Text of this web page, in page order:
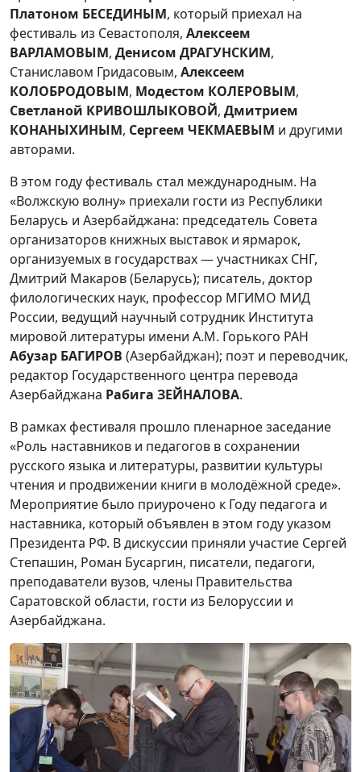
Платоном БЕСЕДИНЫМ, который приехал на
фестиваль из Севастополя, Алексеем
ВАРЛАМОВЫМ, Денисом ДРАГУНСКИМ,
Станиславом Гридасовым, Алексеем
КОЛОБРОДОВЫМ, Модестом КОЛЕРОВЫМ,
Светланой КРИВОШЛЫКОВОЙ, Дмитрием
КОНАНЫХИНЫМ, Сергеем ЧЕКМАЕВЫМ и другими
авторами.
В этом году фестиваль стал международным. На
«Волжскую волну» приехали гости из Республики
Беларусь и Азербайджана: председатель Совета
организаторов книжных выставок и ярмарок,
организуемых в государствах — участниках СНГ,
Дмитрий Макаров (Беларусь); писатель, доктор
филологических наук, профессор МГИМО МИД
России, ведущий научный сотрудник Института
мировой литературы имени А.М. Горького РАН
Абузар БАГИРОВ (Азербайджан); поэт и переводчик,
редактор Государственного центра перевода
Азербайджана Рабига ЗЕЙНАЛОВА.
В рамках фестиваля прошло пленарное заседание
«Роль наставников и педагогов в сохранении
русского языка и литературы, развитии культуры
чтения и продвижении книги в молодёжной среде».
Мероприятие было приурочено к Году педагога и
наставника, который объявлен в этом году указом
Президента РФ. В дискуссии приняли участие Сергей
Степашин, Роман Бусаргин, писатели, педагоги,
преподаватели вузов, члены Правительства
Саратовской области, гости из Белоруссии и
Азербайджана.